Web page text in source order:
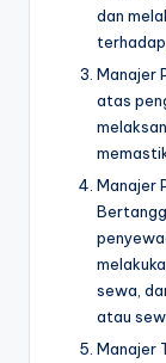
dan
Manajer
atas
Manajer
sewa,
atau
Manajer